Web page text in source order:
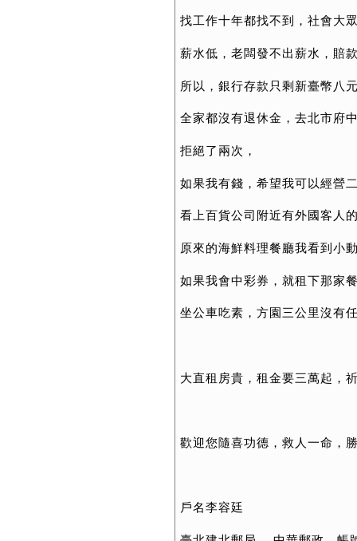
找工作十年都找不到，社會大
薪水低，老闆發不出薪水，賠
所以，銀行存款只剩新臺幣八
全家都沒有退休金，去北市府
拒絕了兩次，
如果我有錢，希望我可以經營
看上百貨公司附近有外國客人
原來的海鮮料理餐廳我看到小
如果我會中彩券，就租下那家
坐公車吃素，方園三公里沒有
大直租房貴，租金要三萬起，
歡迎您隨喜功德，救人一命，
戶名李容廷